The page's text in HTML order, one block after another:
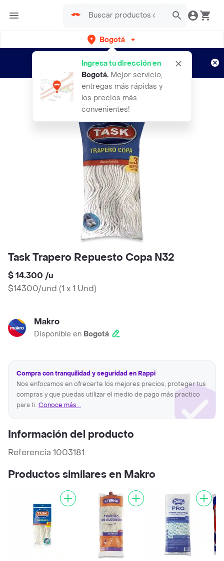
Bogotá
Ingresa tu dirección en
Bogotá. Mejor servicio,
entregas más rápidas y
los precios más
convenientes!
envíos gratis por semanas
Aplican TyC
Task Trapero Repuesto Copa N32
$ 14.300 /u
$14300/und (1 x 1 Und)
Makro
Disponible en Bogotá
Compra con tranquilidad y seguridad en Rappi
Nos enfocamos en ofrecerte los mejores precios, proteger tus
compras y que puedas utilizar el medio de pago más practico
para ti. Conoce más...
Información del producto
Referencia 1003181.
Productos similares en Makro